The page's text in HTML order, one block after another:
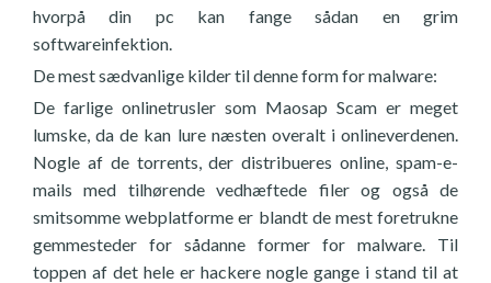
hvorpå din pc kan fange sådan en grim
softwareinfektion.
De mest sædvanlige kilder til denne form for malware:
De farlige onlinetrusler som Maosap Scam er meget
lumske, da de kan lure næsten overalt i onlineverdenen.
Nogle af de torrents, der distribueres online, spam-e-
mails med tilhørende vedhæftede filer og også de
smitsomme webplatforme er blandt de mest foretrukne
gemmesteder for sådanne former for malware. Til
toppen af det hele er hackere nogle gange i stand til at